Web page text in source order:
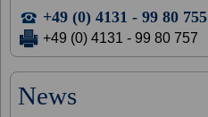
+49 (0) 4131 - 99 80 755
+49 (0) 4131 - 99 80 757
News